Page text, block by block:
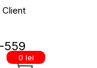
Client
559
0 lei